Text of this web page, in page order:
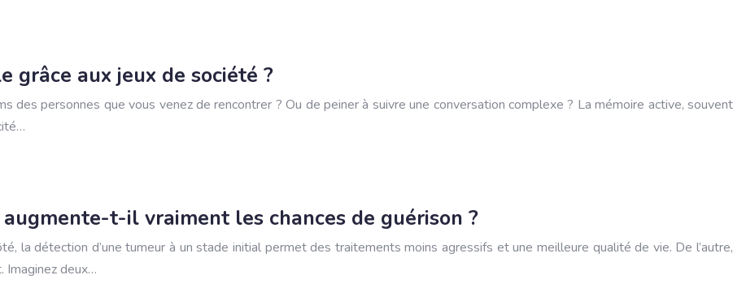
grâce aux jeux de société ?
des personnes que vous venez de rencontrer ? Ou de peiner à suivre une conversation complexe ? La mémoire active, souvent
t-il vraiment les chances de guérison ?
la détection d’une tumeur à un stade initial permet des traitements moins agressifs et une meilleure qualité de vie. De l’autre,
Imaginez deux…